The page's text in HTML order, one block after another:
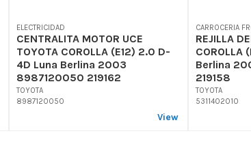
ELECTRICIDAD
CENTRALITA MOTOR UCE
TOYOTA COROLLA (E12) 2.0 D-
4D Luna Berlina 2003
8987120050 219162
TOYOTA
8987120050
View
CARROCERIA
REJILLA
COROLLA
Berlina
219158
TOYOTA
5311402010